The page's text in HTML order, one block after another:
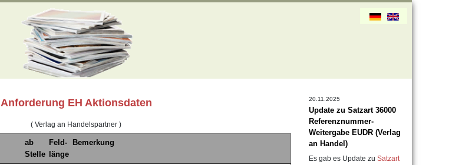
Anforderung EH Aktionsdaten
( Verlag an Handelspartner )
ab
Stelle
Feld-
länge
Bemerkung
20.11.2025
Update zu Satzart 36000
Referenznummer-
Weitergabe EUDR (Verlag
an Handel)
Es gab es Update zu Satzart